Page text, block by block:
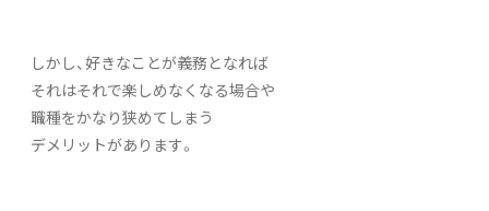
しかし、好きなことが義務となれば
それはそれで楽しめなくなる場合や
職種をかなり狭めてしまう
デメリットがあります。